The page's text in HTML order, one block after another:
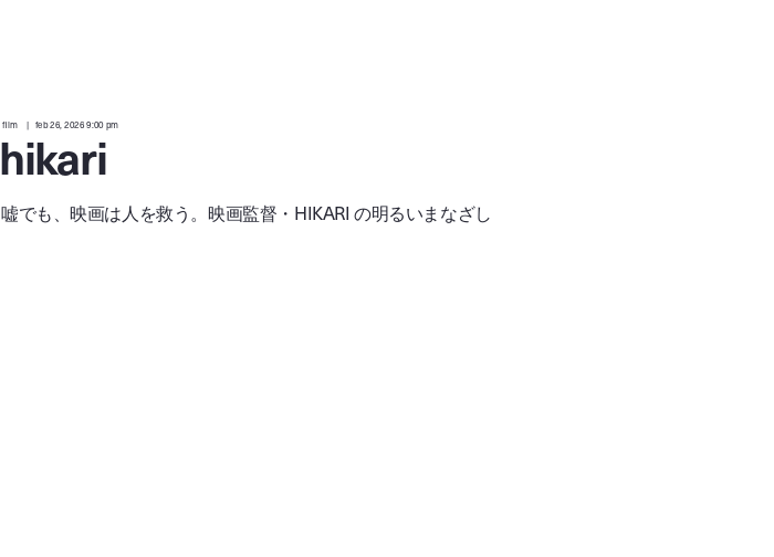
film feb 26, 2026 9:00 pm
hikari
嘘でも、映画は人を救う。映画監督・HIKARI の明るいまなざし